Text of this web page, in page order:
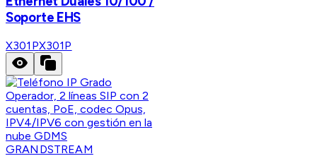
Soporte EHS
X301PX301P
GRANDSTREAM